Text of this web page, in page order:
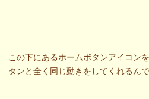
この下にあるホームボタンアイコン
タンと全く同じ動きをしてくれるん